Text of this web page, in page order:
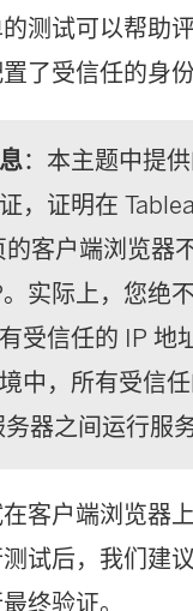
测试可以帮助
了受信任的身份
：本主题中提
，证明在
客户端浏览器
实际上，您绝
受信任的 IP 地
中，所有受信
器之间运行服
客户端浏览器
试后，我们建
终验证。